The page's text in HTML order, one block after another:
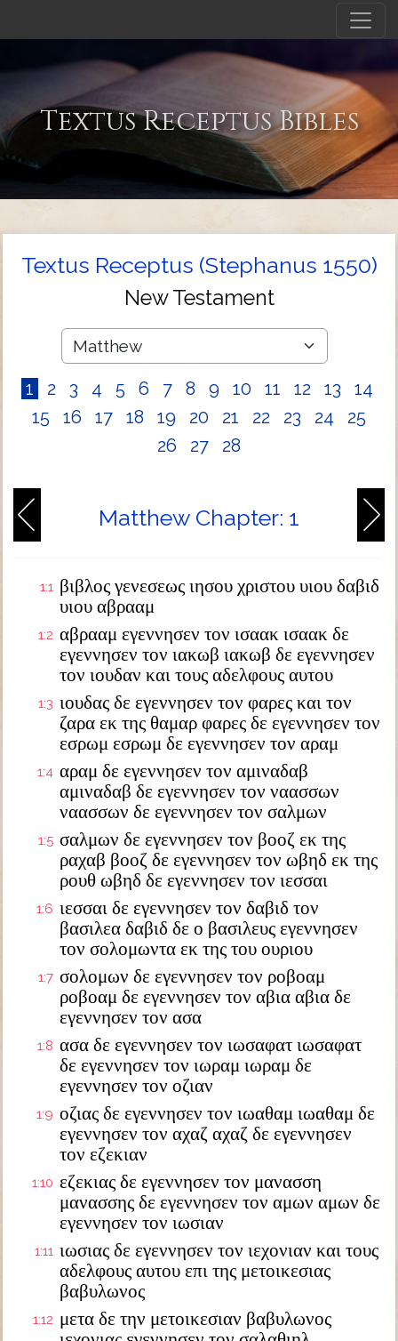
Textus Receptus Bibles
Textus Receptus (Stephanus 1550)
New Testament
1 2 3 4 5 6 7 8 9 10 11 12 13
14
15
16 17 18 19 20 21 22 23 24
25
26
27 28
Matthew Chapter: 1
1:1 βιβλος γενεσεως ιησου χριστου υιου δαβιδ
υιου αβρααμ
1:2 αβρααμ εγεννησεν τον ισαακ ισαακ δε
εγεννησεν τον ιακωβ ιακωβ δε εγεννησεν
τον ιουδαν και τους αδελφους αυτου
1:3 ιουδας δε εγεννησεν τον φαρες και τον
ζαρα εκ της θαμαρ φαρες δε εγεννησεν τον
εσρωμ εσρωμ δε εγεννησεν τον αραμ
1:4 αραμ δε εγεννησεν τον αμιναδαβ
αμιναδαβ δε εγεννησεν τον ναασσων
ναασσων δε εγεννησεν τον σαλμων
1:5 σαλμων δε εγεννησεν τον βοοζ εκ της
ραχαβ βοοζ δε εγεννησεν τον ωβηδ εκ της
ρουθ ωβηδ δε εγεννησεν τον ιεσσαι
1:6 ιεσσαι δε εγεννησεν τον δαβιδ τον
βασιλεα δαβιδ δε ο βασιλευς εγεννησεν
τον σολομωντα εκ της του ουριου
1:7 σολομων δε εγεννησεν τον ροβοαμ
ροβοαμ δε εγεννησεν τον αβια αβια δε
εγεννησεν τον ασα
1:8 ασα δε εγεννησεν τον ιωσαφατ ιωσαφατ
δε εγεννησεν τον ιωραμ ιωραμ δε
εγεννησεν τον οζιαν
1:9 οζιας δε εγεννησεν τον ιωαθαμ ιωαθαμ δε
εγεννησεν τον αχαζ αχαζ δε εγεννησεν
τον εζεκιαν
1:10 εζεκιας δε εγεννησεν τον μανασση
μανασσης δε εγεννησεν τον αμων αμων δε
εγεννησεν τον ιωσιαν
1:11 ιωσιας δε εγεννησεν τον ιεχονιαν και τους
αδελφους αυτου επι της μετοικεσιας
βαβυλωνος
1:12 μετα δε την μετοικεσιαν βαβυλωνος